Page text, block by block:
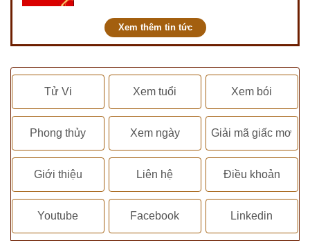
Xem thêm tin tức
Tử Vi Xem tuổi Xem bói
Phong thủy Xem ngày Giải mã giấc mơ
Giới thiệu Liên hệ Điều khoản
Youtube Facebook Linkedin